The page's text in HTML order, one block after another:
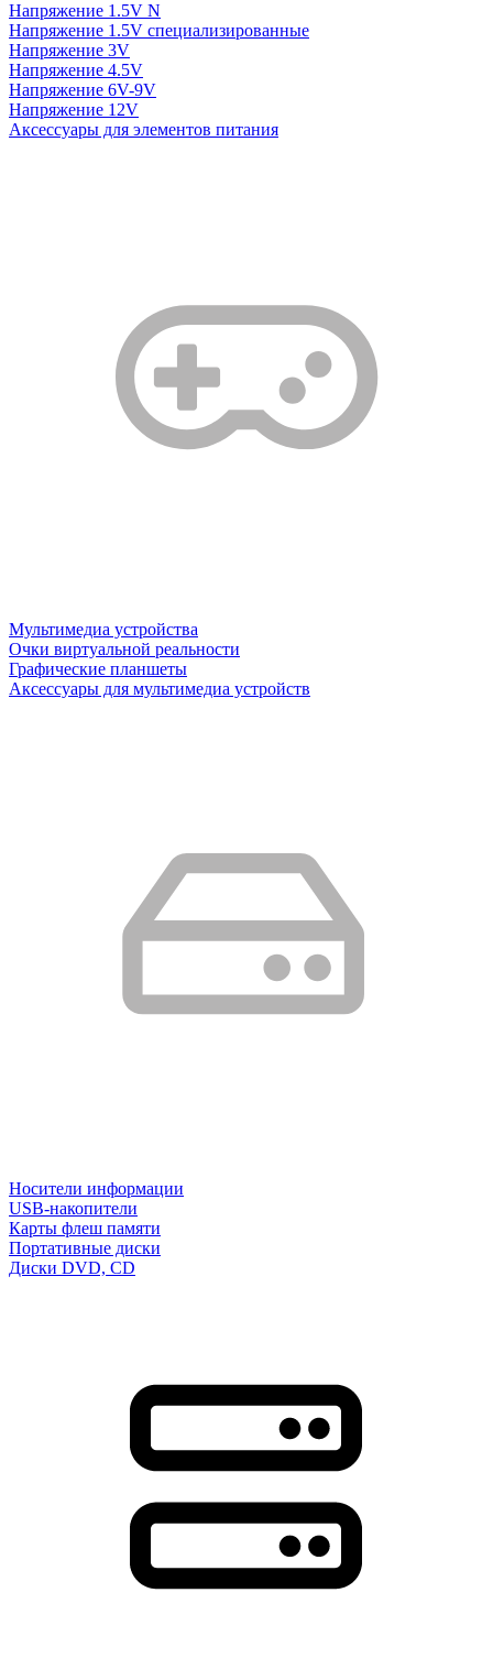
Напряжение 1.5V N
Напряжение 1.5V специализированные
Напряжение 3V
Напряжение 4.5V
Напряжение 6V-9V
Напряжение 12V
Аксессуары для элементов питания
Мультимедиа устройства
Очки виртуальной реальности
Графические планшеты
Аксессуары для мультимедиа устройств
Носители информации
USB-накопители
Карты флеш памяти
Портативные диски
Диски DVD, CD